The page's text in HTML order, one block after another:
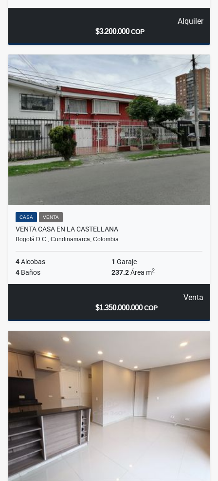
Alquiler
$3.200.000COP
CASA VENTA
VENTA CASA EN LA CASTELLANA
Bogotá D.C., Cundinamarca, Colombia
4Alcobas 1 Garaje
4 Baños 237.2Área m2
Venta
$1.350.000.000COP